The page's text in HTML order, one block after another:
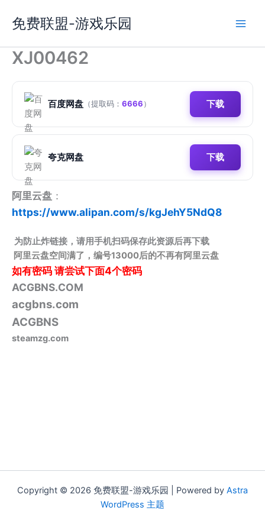
容
免费联盟-游戏乐园
XJ00462
百度网盘 （提取码： 6666） 下载
夸克网盘 下载
阿里云盘 ：
https://www.alipan.com/s/kgJehY5NdQ8
为防止炸链接，请用手机扫码保存此资源后再下载
阿里云盘空间满了，编号13000后的不再有阿里云盘
如有密码请尝试下面4个密码
ACGBNS.COM
acgbns.com
ACGBNS
steamzg.com
Copyright © 2026 免费联盟-游戏乐园 | Powered by Astra
WordPress 主题